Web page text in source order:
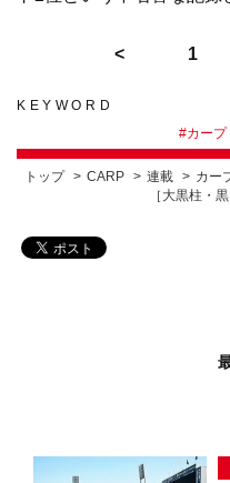
1
KEYWORD
#カープ
トップ CARP 連載
カー
［大黒柱・